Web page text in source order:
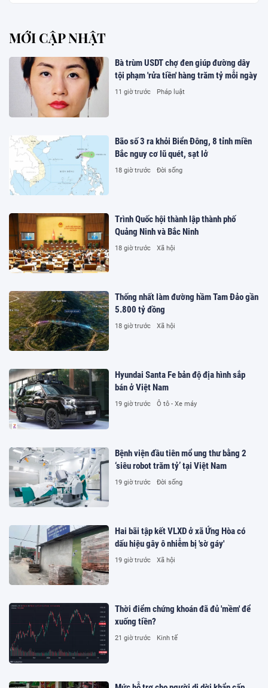
MỚI CẬP NHẬT
Bà trùm USDT chợ đen giúp đường dây
tội phạm 'rửa tiền' hàng trăm tỷ mỗi ngày
11 giờ trước Pháp luật
Bão số 3 ra khỏi Biển Đông, 8 tỉnh miền
Bắc nguy cơ lũ quét, sạt lở
18 giờ trước Đời sống
Trình Quốc hội thành lập thành phố
Quảng Ninh và Bắc Ninh
18 giờ trước Xã hội
Thống nhất làm đường hầm Tam Đảo gần
5.800 tỷ đồng
18 giờ trước Xã hội
Hyundai Santa Fe bản độ địa hình sắp
bán ở Việt Nam
19 giờ trước Ô tô - Xe máy
Bệnh viện đầu tiên mổ ung thư bằng 2
‘siêu robot trăm tỷ’ tại Việt Nam
19 giờ trước Đời sống
Hai bãi tập kết VLXD ở xã Ứng Hòa có
dấu hiệu gây ô nhiễm bị 'sờ gáy'
19 giờ trước Xã hội
Thời điểm chứng khoán đã đủ 'mềm' để
xuống tiền?
21 giờ trước Kinh tế